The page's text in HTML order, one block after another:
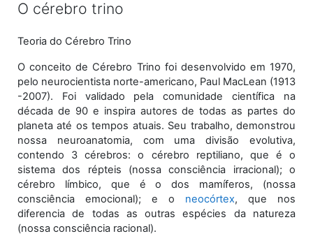
O cérebro trino
Teoria do Cérebro Trino
O conceito de Cérebro Trino foi desenvolvido em 1970,
pelo neurocientista norte-americano, Paul MacLean (1913
-2007). Foi validado pela comunidade científica na
década de 90 e inspira autores de todas as partes do
planeta até os tempos atuais. Seu trabalho, demonstrou
nossa neuroanatomia, com uma divisão evolutiva,
contendo 3 cérebros: o cérebro reptiliano, que é o
sistema dos répteis (nossa consciência irracional); o
cérebro límbico, que é o dos mamíferos, (nossa
consciência emocional); e o neocórtex, que nos
diferencia de todas as outras espécies da natureza
(nossa consciência racional).